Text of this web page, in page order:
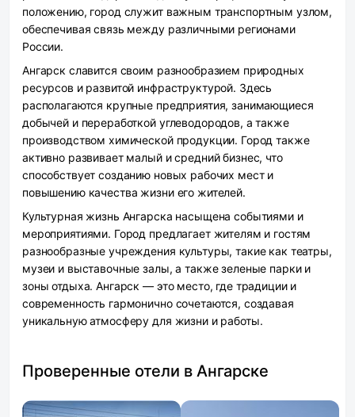
положению, город служит важным транспортным узлом,
обеспечивая связь между различными регионами
России.
Ангарск славится своим разнообразием природных
ресурсов и развитой инфраструктурой. Здесь
располагаются крупные предприятия, занимающиеся
добычей и переработкой углеводородов, а также
производством химической продукции. Город также
активно развивает малый и средний бизнес, что
способствует созданию новых рабочих мест и
повышению качества жизни его жителей.
Культурная жизнь Ангарска насыщена событиями и
мероприятиями. Город предлагает жителям и гостям
разнообразные учреждения культуры, такие как театры,
музеи и выставочные залы, а также зеленые парки и
зоны отдыха. Ангарск — это место, где традиции и
современность гармонично сочетаются, создавая
уникальную атмосферу для жизни и работы.
Проверенные отели в Ангарске